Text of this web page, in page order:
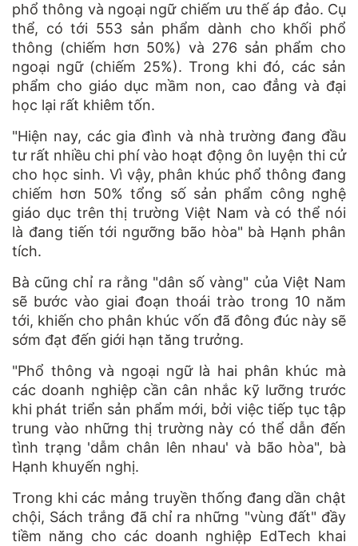
phổ thông và ngoại ngữ chiếm ưu thế áp đảo. Cụ
thể, có tới 553 sản phẩm dành cho khối phổ
thông (chiếm hơn 50%) và 276 sản phẩm cho
ngoại ngữ (chiếm 25%). Trong khi đó, các sản
phẩm cho giáo dục mầm non, cao đẳng và đại
học lại rất khiêm tốn.
"Hiện nay, các gia đình và nhà trường đang đầu
tư rất nhiều chi phí vào hoạt động ôn luyện thi cử
cho học sinh. Vì vậy, phân khúc phổ thông đang
chiếm hơn 50% tổng số sản phẩm công nghệ
giáo dục trên thị trường Việt Nam và có thể nói
là đang tiến tới ngưỡng bão hòa" bà Hạnh phân
tích.
Bà cũng chỉ ra rằng "dân số vàng" của Việt Nam
sẽ bước vào giai đoạn thoái trào trong 10 năm
tới, khiến cho phân khúc vốn đã đông đúc này sẽ
sớm đạt đến giới hạn tăng trưởng.
"Phổ thông và ngoại ngữ là hai phân khúc mà
các doanh nghiệp cần cân nhắc kỹ lưỡng trước
khi phát triển sản phẩm mới, bởi việc tiếp tục tập
trung vào những thị trường này có thể dẫn đến
tình trạng 'dẫm chân lên nhau' và bão hòa", bà
Hạnh khuyến nghị.
Trong khi các mảng truyền thống đang dần chật
chội, Sách trắng đã chỉ ra những "vùng đất" đầy
tiềm năng cho các doanh nghiệp EdTech khai